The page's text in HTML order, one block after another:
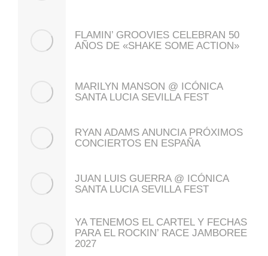
FLAMIN’ GROOVIES CELEBRAN 50
AÑOS DE «SHAKE SOME ACTION»
MARILYN MANSON @ ICÓNICA
SANTA LUCIA SEVILLA FEST
RYAN ADAMS ANUNCIA PRÓXIMOS
CONCIERTOS EN ESPAÑA
JUAN LUIS GUERRA @ ICÓNICA
SANTA LUCIA SEVILLA FEST
YA TENEMOS EL CARTEL Y FECHAS
PARA EL ROCKIN’ RACE JAMBOREE
2027